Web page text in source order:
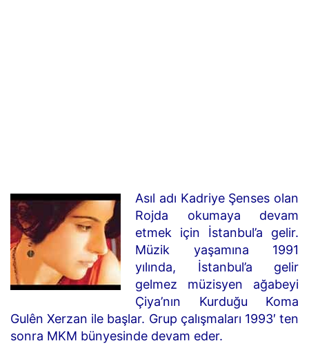
Asıl adı Kadriye Şenses olan
Rojda okumaya devam
etmek için İstanbul’a gelir.
Müzik yaşamına 1991
yılında, İstanbul’a gelir
gelmez müzisyen ağabeyi
Çiya’nın Kurduğu Koma
Gulên Xerzan ile başlar. Grup çalışmaları 1993′ ten
sonra MKM bünyesinde devam eder.